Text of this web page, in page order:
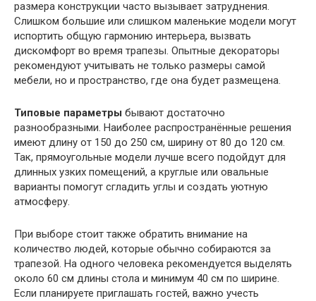
размера конструкции часто вызывает затруднения.
Слишком большие или слишком маленькие модели могут
испортить общую гармонию интерьера, вызвать
дискомфорт во время трапезы. Опытные декораторы
рекомендуют учитывать не только размеры самой
мебели, но и пространство, где она будет размещена.
Типовые параметры бывают достаточно
разнообразными. Наиболее распространённые решения
имеют длину от 150 до 250 см, ширину от 80 до 120 см.
Так, прямоугольные модели лучше всего подойдут для
длинных узких помещений, а круглые или овальные
варианты помогут сгладить углы и создать уютную
атмосферу.
При выборе стоит также обратить внимание на
количество людей, которые обычно собираются за
трапезой. На одного человека рекомендуется выделять
около 60 см длины стола и минимум 40 см по ширине.
Если планируете приглашать гостей, важно учесть